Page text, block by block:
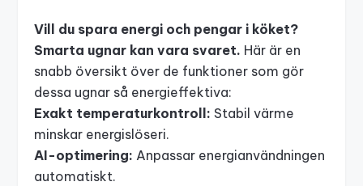
Vill du spara energi och pengar i köket?
Smarta ugnar kan vara svaret. Här är en
snabb översikt över de funktioner som gör
dessa ugnar så energieffektiva:
Exakt temperaturkontroll: Stabil värme
minskar energislöseri.
AI-optimering: Anpassar energianvändningen
automatiskt.